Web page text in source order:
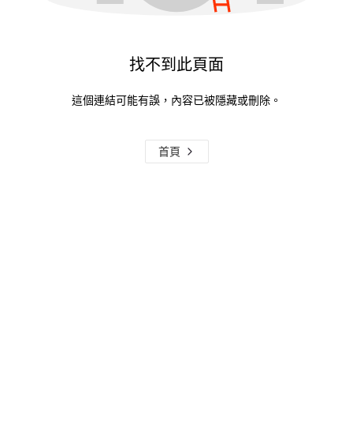
找不到此頁面
這個連結可能有誤，內容已被隱藏或刪除。
首頁